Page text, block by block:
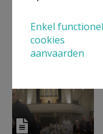
Enkel
cookies
aanvaarden